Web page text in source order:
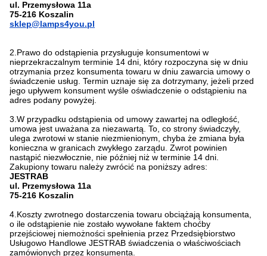
ul. Przemysłowa 11a
75-216 Koszalin
sklep@lamps4you.pl
2.Prawo do odstąpienia przysługuje konsumentowi w
nieprzekraczalnym terminie 14 dni, który rozpoczyna się w dniu
otrzymania przez konsumenta towaru w dniu zawarcia umowy o
świadczenie usług. Termin uznaje się za dotrzymany, jeżeli przed
jego upływem konsument wyśle oświadczenie o odstąpieniu na
adres podany powyżej.
3.W przypadku odstąpienia od umowy zawartej na odległość,
umowa jest uważana za niezawartą. To, co strony świadczyły,
ulega zwrotowi w stanie niezmienionym, chyba że zmiana była
konieczna w granicach zwykłego zarządu. Zwrot powinien
nastąpić niezwłocznie, nie później niż w terminie 14 dni.
Zakupiony towaru należy zwrócić na poniższy adres:
JESTRAB
ul. Przemysłowa 11a
75-216 Koszalin
4.Koszty zwrotnego dostarczenia towaru obciążają konsumenta,
o ile odstąpienie nie zostało wywołane faktem choćby
przejściowej niemożności spełnienia przez Przedsiębiorstwo
Usługowo Handlowe JESTRAB świadczenia o właściwościach
zamówionych przez konsumenta.